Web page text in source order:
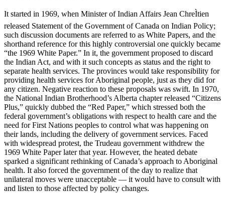
It started in 1969, when Minister of Indian Affairs Jean ChreÌtien
released Statement of the Government of Canada on Indian Policy;
such discussion documents are referred to as White Papers, and the
shorthand reference for this highly controversial one quickly became
“the 1969 White Paper.” In it, the government proposed to discard
the Indian Act, and with it such concepts as status and the right to
separate health services. The provinces would take responsibility for
providing health services for Aboriginal people, just as they did for
any citizen. Negative reaction to these proposals was swift. In 1970,
the National Indian Brotherhood’s Alberta chapter released “Citizens
Plus,” quickly dubbed the “Red Paper,” which stressed both the
federal government’s obligations with respect to health care and the
need for First Nations peoples to control what was happening on
their lands, including the delivery of government services. Faced
with widespread protest, the Trudeau government withdrew the
1969 White Paper later that year. However, the heated debate
sparked a significant rethinking of Canada’s approach to Aboriginal
health. It also forced the government of the day to realize that
unilateral moves were unacceptable — it would have to consult with
and listen to those affected by policy changes.